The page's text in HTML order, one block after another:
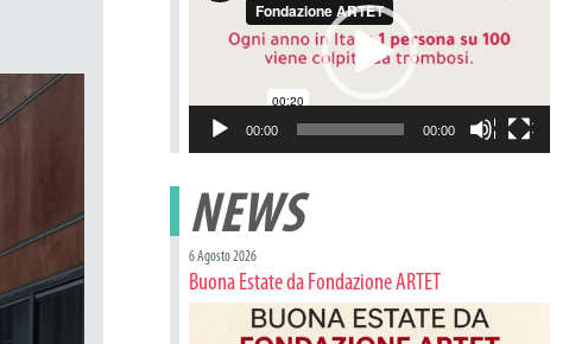
00:00 00:00
NEWS
6 Agosto 2026
Buona Estate da Fondazione ARTET